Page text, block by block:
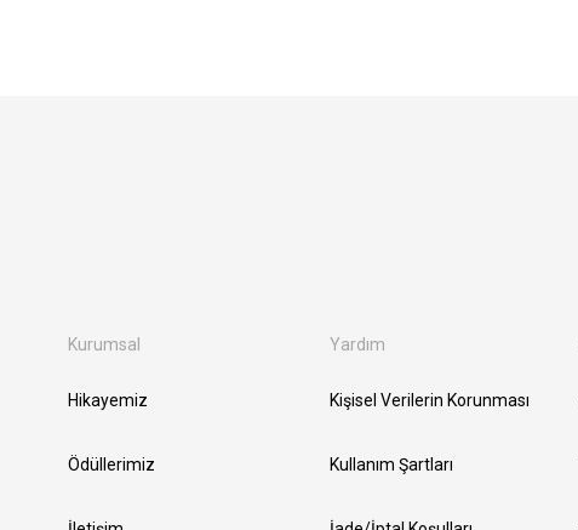
Kurumsal
Hikayemiz
Ödüllerimiz
Yardım
Kişisel Verilerin Korunması
Kullanım Şartları